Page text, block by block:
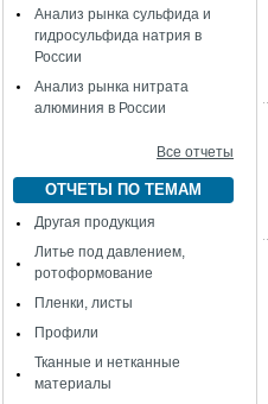
Анализ рынка сульфида и
гидросульфида натрия в
России
Анализ рынка нитрата
алюминия в России
Все отчеты
ОТЧЕТЫ ПО ТЕМАМ
Другая продукция
Литье под давлением,
ротоформование
Пленки, листы
Профили
Тканные и нетканные
материалы